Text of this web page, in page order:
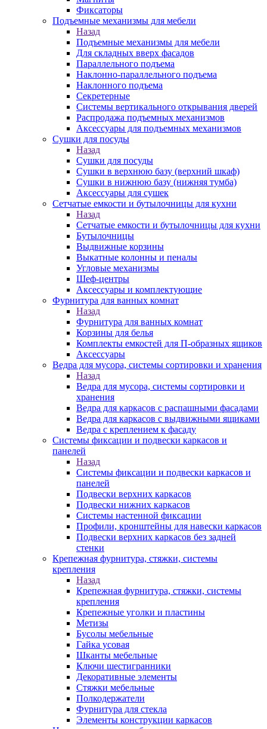
Фиксаторы
Подъемные механизмы для мебели
Назад
Подъемные механизмы для мебели
Для складных вверх фасадов
Параллельного подъема
Наклонно-параллельного подъема
Наклонного подъема
Секретерные
Системы вертикального открывания дверей
Распродажа подъемных механизмов
Аксессуары для подъемных механизмов
Сушки для посуды
Назад
Сушки для посуды
Сушки в верхнюю базу (верхний шкаф)
Сушки в нижнюю базу (нижняя тумба)
Аксессуары для сушек
Сетчатые емкости и бутылочницы для кухни
Назад
Сетчатые емкости и бутылочницы для кухни
Бутылочницы
Выдвижные корзины
Выкатные колонны и пеналы
Угловые механизмы
Шеф-центры
Аксессуары и комплектующие
Фурнитура для ванных комнат
Назад
Фурнитура для ванных комнат
Корзины для белья
Комплекты емкостей для П-образных ящиков
Аксессуары
Ведра для мусора, системы сортировки и хранения
Назад
Ведра для мусора, системы сортировки и
хранения
Ведра для каркасов с распашными фасадами
Ведра для каркасов с выдвижными ящиками
Ведра с креплением к фасаду
Системы фиксации и подвески каркасов и
панелей
Назад
Системы фиксации и подвески каркасов и
панелей
Подвески верхних каркасов
Подвески нижних каркасов
Системы настенной фиксации
Профили, кронштейны для навески каркасов
Подвески верхних каркасов без задней
стенки
Крепежная фурнитура, стяжки, системы
крепления
Назад
Крепежная фурнитура, стяжки, системы
крепления
Крепежные уголки и пластины
Метизы
Бусолы мебельные
Гайка усовая
Шканты мебельные
Ключи шестигранники
Декоративные элементы
Стяжки мебельные
Полкодержатели
Фурнитура для стекла
Элементы конструкции каркасов